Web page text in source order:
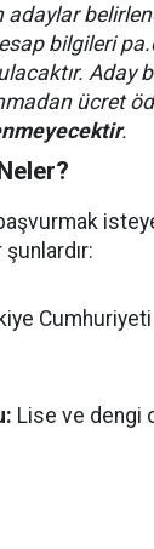
adaylar
bilgileri
Aday
ücret
.
Cumhuriyeti
Lise ve dengi